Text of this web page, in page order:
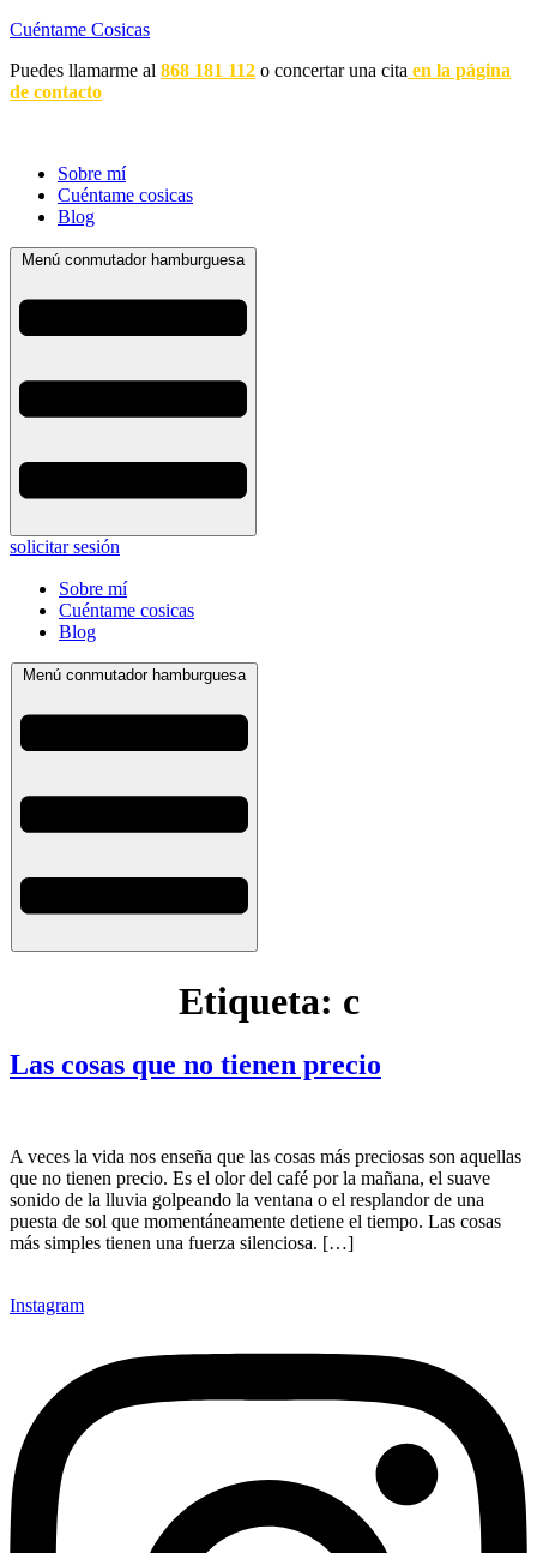
Cuéntame Cosicas
Puedes llamarme al 868 181 112 o concertar una cita en la página
de contacto
Sobre mí
Cuéntame cosicas
Blog
Menú conmutador hamburguesa
solicitar sesión
Sobre mí
Cuéntame cosicas
Blog
Menú conmutador hamburguesa
Etiqueta: c
Las cosas que no tienen precio
A veces la vida nos enseña que las cosas más preciosas son aquellas
que no tienen precio. Es el olor del café por la mañana, el suave
sonido de la lluvia golpeando la ventana o el resplandor de una
puesta de sol que momentáneamente detiene el tiempo. Las cosas
más simples tienen una fuerza silenciosa. […]
Instagram